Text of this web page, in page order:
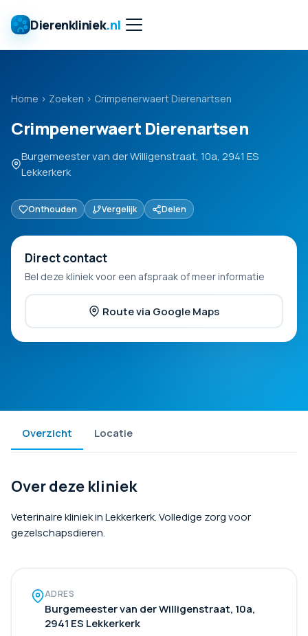
Dierenkliniek.nl
Home › Zoeken › Crimpenerwaert Dierenartsen
Crimpenerwaert Dierenartsen
Burgemeester van der Willigenstraat, 10a, 2941 ES
Lekkerkerk
Onthouden Vergelijk Delen
Direct contact
Bel deze kliniek voor een afspraak of meer informatie
Route via Google Maps
Overzicht Locatie
Over deze kliniek
Veterinaire kliniek in Lekkerkerk. Volledige zorg voor
gezelschapsdieren.
ADRES
Burgemeester van der Willigenstraat, 10a,
2941 ES Lekkerkerk